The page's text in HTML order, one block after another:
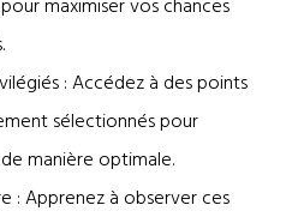
maximiser vos chances
: Accédez à des points
sélectionnés pour
manière optimale.
: Apprenez à observer ces